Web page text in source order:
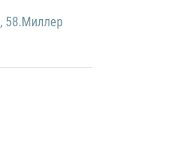
, 58.Миллер